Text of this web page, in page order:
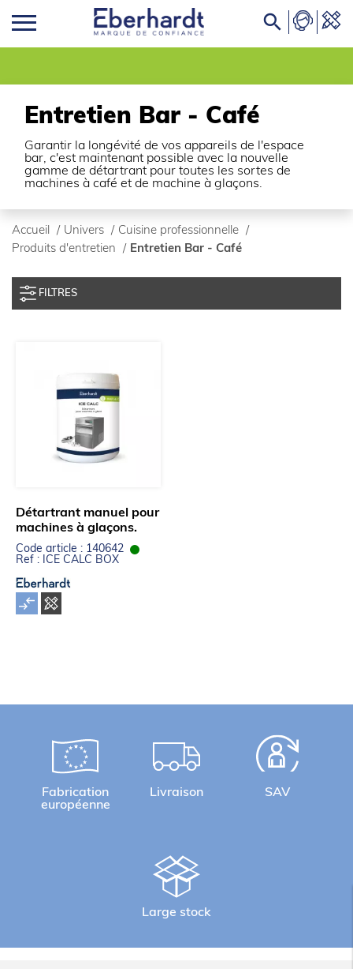

Entretien Bar - Café
Garantir la longévité de vos appareils de l'espace
bar, c'est maintenant possible avec la nouvelle
gamme de détartrant pour toutes les sortes de
machines à café et de machine à glaçons.
Accueil / Univers / Cuisine professionnelle /
Produits d'entretien
/ Entretien Bar - Café
FILTRES
Détartrant manuel pour
machines à glaçons.
Code article : 140642
Ref : ICE CALC BOX
Fabrication
européenne
Livraison SAV
Large stock